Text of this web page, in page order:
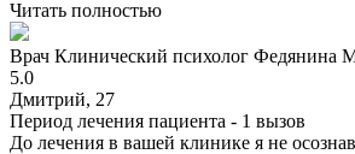
Читать полностью
Врач Клинический психолог Федянина
5.0
Дмитрий, 27
Период лечения пациента - 1 вызов
До лечения в вашей клинике я не